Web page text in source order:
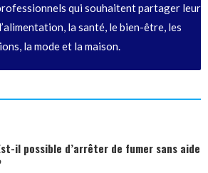
qui souhaitent partager leur
la santé, le bien-être, les
la mode et la maison.
il possible d’arrêter de fumer sans aide